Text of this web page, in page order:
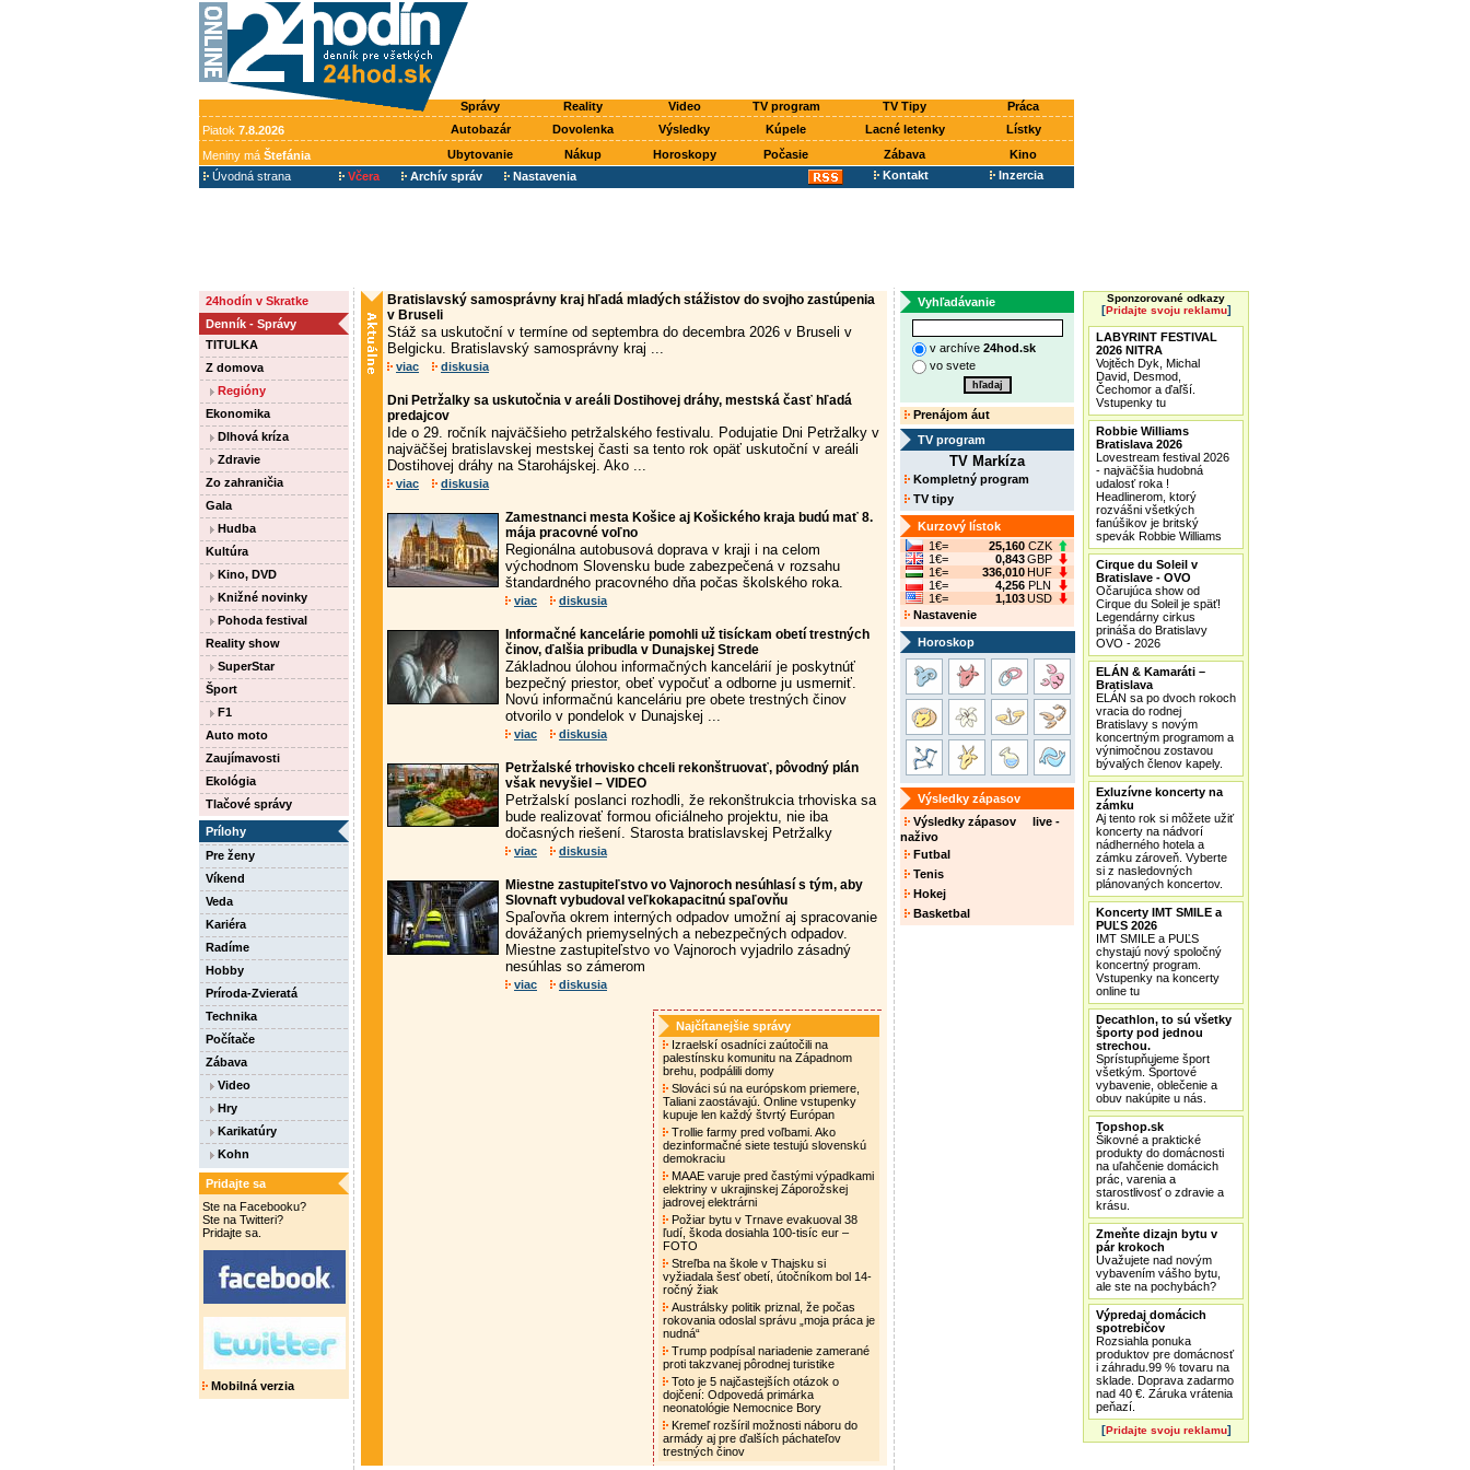
Správy Reality Video TV program TV Tipy
Práca
Piatok 7.8.2026 Autobazár Dovolenka Výsledky Kúpele Lacné letenky
Lístky
Meniny má Štefánia Ubytovanie Nákup Horoskopy Počasie Zábava
Kino
Úvodná strana
Včera Archív správ Nastavenia Kontakt Inzercia
24hodín v Skratke
Denník - Správy
TITULKA
Z domova
Regióny
Ekonomika
Dlhová kríza
Zdravie
Zo zahraničia
Gala
Hudba
Kultúra
Kino, DVD
Knižné novinky
Pohoda festival
Reality show
SuperStar
Šport
F1
Auto moto
Zaujímavosti
Ekológia
Tlačové správy
Prílohy
Pre ženy
Víkend
Veda
Kariéra
Radíme
Hobby
Príroda-Zvieratá
Technika
Počítače
Zábava
Video
Hry
Karikatúry
Kohn
Pridajte sa
Ste na Facebooku?
Ste na Twitteri?
Pridajte sa.
Mobilná verzia
Bratislavský samosprávny kraj hľadá mladých stážistov do svojho zastúpenia
v Bruseli
Stáž sa uskutoční v termíne od septembra do decembra 2026 v Bruseli v
Belgicku. Bratislavský samosprávny kraj ...
viac diskusia
Dni Petržalky sa uskutočnia v areáli Dostihovej dráhy, mestská časť hľadá
predajcov
Ide o 29. ročník najväčšieho petržalského festivalu. Podujatie Dni Petržalky v
najväčšej bratislavskej mestskej časti sa tento rok opäť uskutoční v areáli
Dostihovej dráhy na Starohájskej. Ako ...
viac diskusia
Zamestnanci mesta Košice aj Košického kraja budú mať 8.
mája pracovné voľno
Regionálna autobusová doprava v kraji i na celom
východnom Slovensku bude zabezpečená v rozsahu
štandardného pracovného dňa počas školského roka.
viac diskusia
Informačné kancelárie pomohli už tisíckam obetí trestných
činov, ďalšia pribudla v Dunajskej Strede
Základnou úlohou informačných kancelárií je poskytnúť
bezpečný priestor, obeť vypočuť a odborne ju usmerniť.
Novú informačnú kanceláriu pre obete trestných činov
otvorilo v pondelok v Dunajskej ...
viac diskusia
Petržalské trhovisko chceli rekonštruovať, pôvodný plán
však nevyšiel – VIDEO
Petržalskí poslanci rozhodli, že rekonštrukcia trhoviska sa
bude realizovať formou oficiálneho projektu, nie iba
dočasných riešení. Starosta bratislavskej Petržalky
viac diskusia
Miestne zastupiteľstvo vo Vajnoroch nesúhlasí s tým, aby
Slovnaft vybudoval veľkokapacitnú spaľovňu
Spaľovňa okrem interných odpadov umožní aj spracovanie
dovážaných priemyselných a nebezpečných odpadov.
Miestne zastupiteľstvo vo Vajnoroch vyjadrilo zásadný
nesúhlas so zámerom
viac diskusia
Najčítanejšie správy
Izraelskí osadníci zaútočili na
palestínsku komunitu na Západnom
brehu, podpálili domy
Slováci sú na európskom priemere,
Taliani zaostávajú. Online vstupenky
kupuje len každý štvrtý Európan
Trollie farmy pred voľbami. Ako
dezinformačné siete testujú slovenskú
demokraciu
MAAE varuje pred častými výpadkami
elektriny v ukrajinskej Záporožskej
jadrovej elektrárni
Požiar bytu v Trnave evakuoval 38
ľudí, škoda dosiahla 100-tisíc eur –
FOTO
Streľba na škole v Thajsku si
vyžiadala šesť obetí, útočníkom bol 14-
ročný žiak
Austrálsky politik priznal, že počas
rokovania odoslal správu „moja práca je
nudná“
Trump podpísal nariadenie zamerané
proti takzvanej pôrodnej turistike
Toto je 5 najčastejších otázok o
dojčení: Odpovedá primárka
neonatológie Nemocnice Bory
Kremeľ rozšíril možnosti náboru do
armády aj pre ďalších páchateľov
trestných činov
Vyhľadávanie
v archíve 24hod.sk
vo svete
Prenájom áut
TV program
TV Markíza
Kompletný program
TV tipy
Kurzový lístok
1€=
25,160 CZK
1€=
0,843GBP
1€=
336,010HUF
1€=
4,256 PLN
1€=
1,103USD
Nastavenie
Horoskop
Výsledky zápasov
Výsledky zápasov live -
naživo
Futbal
Tenis
Hokej
Basketbal
Sponzorované odkazy
[Pridajte svoju reklamu]
LABYRINT FESTIVAL
2026 NITRA
Vojtěch Dyk, Michal
David, Desmod,
Čechomor a ďaľší.
Vstupenky tu
Robbie Williams
Bratislava 2026
Lovestream festival 2026
- najväčšia hudobná
udalosť roka !
Headlinerom, ktorý
rozvášni všetkých
fanúšikov je britský
spevák Robbie Williams
Cirque du Soleil v
Bratislave - OVO
Očarujúca show od
Cirque du Soleil je späť!
Legendárny cirkus
prináša do Bratislavy
OVO - 2026
ELÁN & Kamaráti –
Bratislava
ELÁN sa po dvoch rokoch
vracia do rodnej
Bratislavy s novým
koncertným programom a
výnimočnou zostavou
bývalých členov kapely.
Exluzívne koncerty na
zámku
Aj tento rok si môžete užiť
koncerty na nádvorí
nádherného hotela a
zámku zároveň. Vyberte
si z nasledovných
plánovaných koncertov.
Koncerty IMT SMILE a
PUĽS 2026
IMT SMILE a PUĽS
chystajú nový spoločný
koncertný program.
Vstupenky na koncerty
online tu
Decathlon, to sú všetky
športy pod jednou
strechou.
Sprístupňujeme šport
všetkým. Športové
vybavenie, oblečenie a
obuv nakúpite u nás.
Topshop.sk
Šikovné a praktické
produkty do domácnosti
na uľahčenie domácich
prác, varenia a
starostlivosť o zdravie a
krásu.
Zmeňte dizajn bytu v
pár krokoch
Uvažujete nad novým
vybavením vášho bytu,
ale ste na pochybách?
Výpredaj domácich
spotrebičov
Rozsiahla ponuka
produktov pre domácnosť
i záhradu.99 % tovaru na
sklade. Doprava zadarmo
nad 40 €. Záruka vrátenia
peňazí.
[Pridajte svoju reklamu]